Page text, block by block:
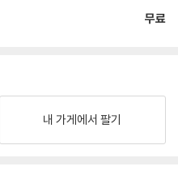
무료
내 가게에서 팔기